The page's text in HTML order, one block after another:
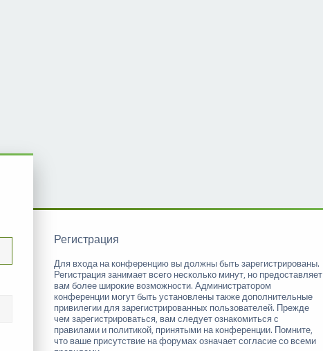
Регистрация
Для входа на конференцию вы должны быть зарегистрированы.
Регистрация занимает всего несколько минут, но предоставляет
вам более широкие возможности. Администратором
конференции могут быть установлены также дополнительные
привилегии для зарегистрированных пользователей. Прежде
чем зарегистрироваться, вам следует ознакомиться с
правилами и политикой, принятыми на конференции. Помните,
что ваше присутствие на форумах означает согласие со всеми